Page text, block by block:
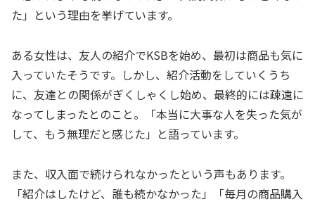
た」という理由を挙げています。
ある女性は、友人の紹介でKSBを始め、最初は商品も気に
入っていたそうです。しかし、紹介活動をしていくうち
に、友達との関係がぎくしゃくし始め、最終的には疎遠に
なってしまったとのこと。「本当に大事な人を失った気が
して、もう無理だと感じた」と語っています。
また、収入面で続けられなかったという声もあります。
「紹介はしたけど、誰も続かなかった」「毎月の商品購入